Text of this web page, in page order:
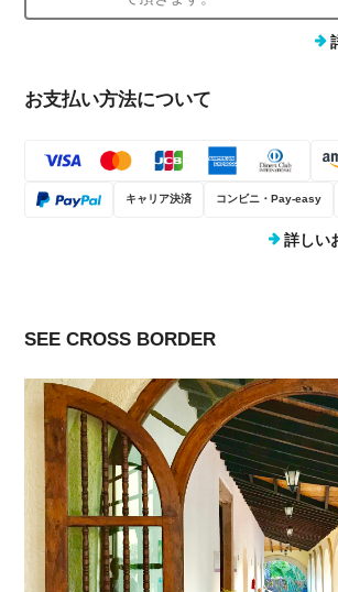
お支払い方法について
キャリア決済 コンビニ・Pay-easy
詳しい
SEE CROSS BORDER